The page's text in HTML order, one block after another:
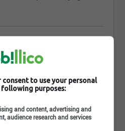
de Lévis
grand nombre !!
to use your personal
purposes:
and content, advertising and
audience research and services